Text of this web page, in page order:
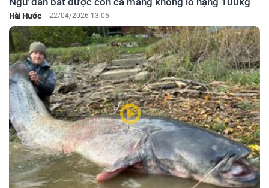
Hài Hước - 22/04/2026 13:05